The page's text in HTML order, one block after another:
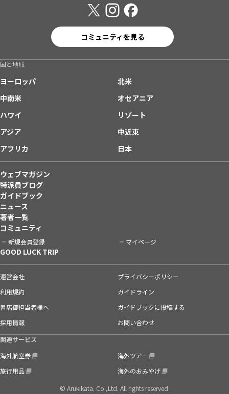
コミュニティを見る
国と地域
ヨーロッパ
北米
中南米
オセアニア
ハワイ
リゾート
アジア
中近東
アフリカ
日本
ウェブマガジン
特派員ブログ
ガイドブック
ニュース
著者一覧
コミュニティ
新規会員登録 マイページ
GOOD LUCK TRIP
運営会社
プライバシーポリシー
利用規約
ガイドライン
書店御担当者様へ
ガイドブックに投稿する
採用情報
お問い合わせ
関連サービス
海外航空券
海外ツアー
旅行用品
海外のおみやげ
© Arukikata. Co.,Ltd. All rights reserved.